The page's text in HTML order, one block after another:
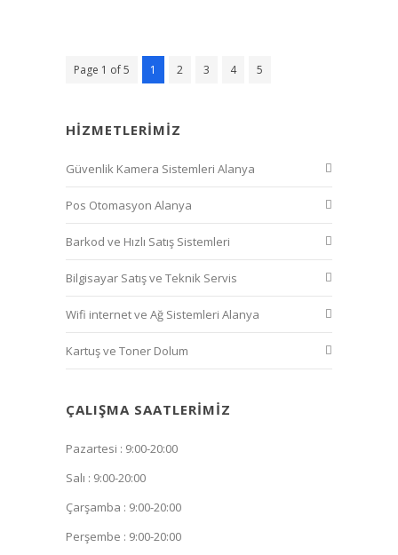
Page 1 of 5 1 2 3 4 5
HIZMETLERIMIZ
Güvenlik Kamera Sistemleri Alanya
Pos Otomasyon Alanya
Barkod ve Hızlı Satış Sistemleri
Bilgisayar Satış ve Teknik Servis
Wifi internet ve Ağ Sistemleri Alanya
Kartuş ve Toner Dolum
ÇALIŞMA SAATLERIMIZ
Pazartesi : 9:00-20:00
Salı : 9:00-20:00
Çarşamba : 9:00-20:00
Perşembe : 9:00-20:00